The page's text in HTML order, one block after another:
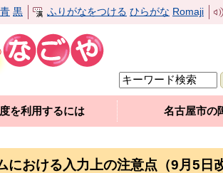
青 黒 ふりがなをつける ひらがな Romaji
を利用するには 名古屋市の
における入力上の注意点（9月5日